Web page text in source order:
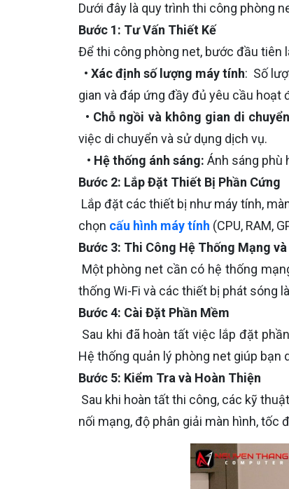
Dưới đây là quy trình thi công phòng
Bước 1: Tư Vấn Thiết Kế
Để thi công phòng net, bước đầu tiên
• Xác định số lượng máy tính: Số
gian và đáp ứng đầy đủ yêu cầu hoạt
• Chỗ ngồi và không gian di
việc di chuyển và sử dụng dịch vụ.
• Hệ thống ánh sáng: Ánh sáng phù
Bước 2: Lắp Đặt Thiết Bị Phần Cứng
Lắp đặt các thiết bị như máy tính,
chọn cấu hình máy tính (CPU, RAM,
Bước 3: Thi Công Hệ Thống Mạng
Một phòng net cần có hệ thống
thống Wi-Fi và các thiết bị phát sóng
Bước 4: Cài Đặt Phần Mềm
Sau khi đã hoàn tất việc lắp đặt
Hệ thống quản lý phòng net giúp bạn
Bước 5: Kiểm Tra và Hoàn Thiện
Sau khi hoàn tất thi công, các kỹ
nối mạng, độ phân giải màn hình, tốc